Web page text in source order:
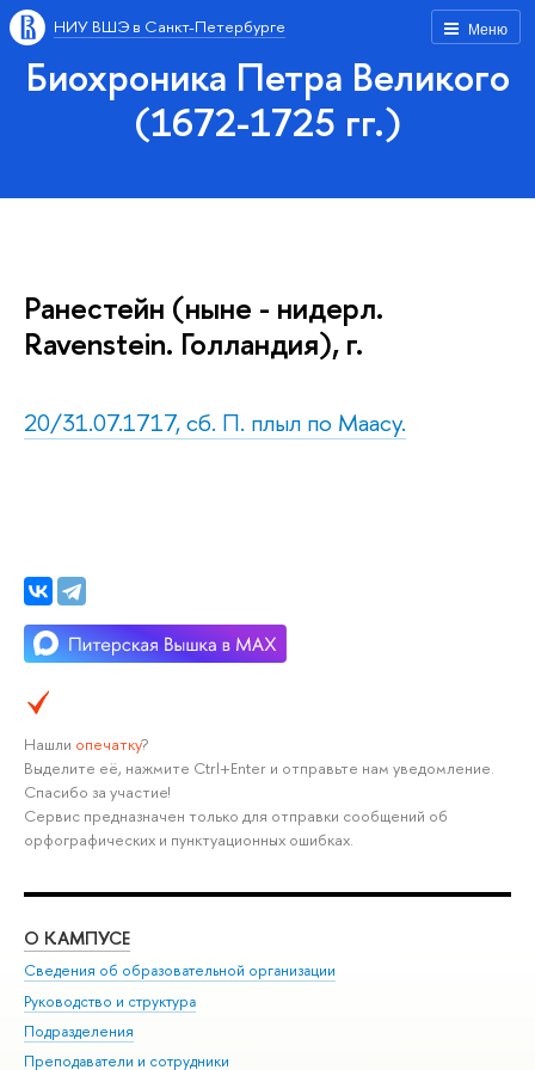
Меню
НИУ ВШЭ в Санкт-Петербурге
Биохроника Петра Великого
(1672-1725 гг.)
Ранестейн (ныне - нидерл.
Ravenstein. Голландия), г.
20/31.07.1717, сб. П. плыл по Маасу.
Нашли опечатку?
Выделите её, нажмите Ctrl+Enter и отправьте нам уведомление.
Спасибо за участие!
Сервис предназначен только для отправки сообщений об
орфографических и пунктуационных ошибках.
О КАМПУСЕ
Сведения об образовательной организации
Руководство и структура
Подразделения
Преподаватели и сотрудники